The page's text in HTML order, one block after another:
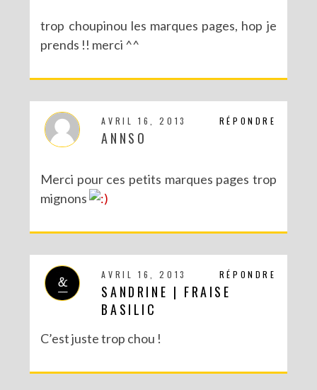
trop choupinou les marques pages, hop je
prends !! merci ^^
RÉPONDRE
AVRIL 16, 2013
ANNSO
Merci pour ces petits marques pages trop
mignons
RÉPONDRE
AVRIL 16, 2013
SANDRINE | FRAISE
BASILIC
C’est juste trop chou !